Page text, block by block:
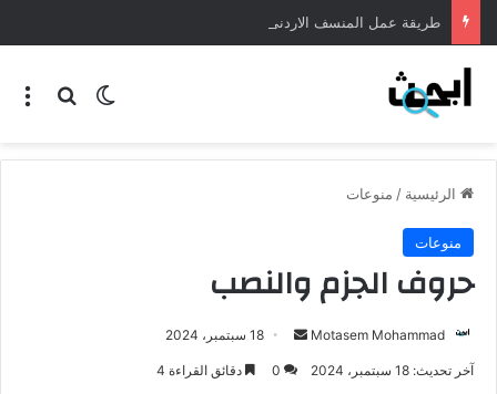
طريقة عمل المنسف الاردني
الرئيسية / منوعات
منوعات
حروف الجزم والنصب
Motasem Mohammad 18 سبتمبر، 2024
آخر تحديث: 18 سبتمبر، 2024 0 دقائق القراءة 4